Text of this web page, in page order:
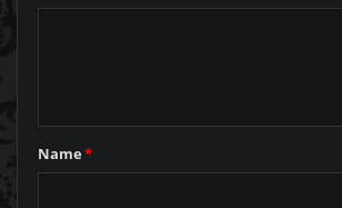
Name*